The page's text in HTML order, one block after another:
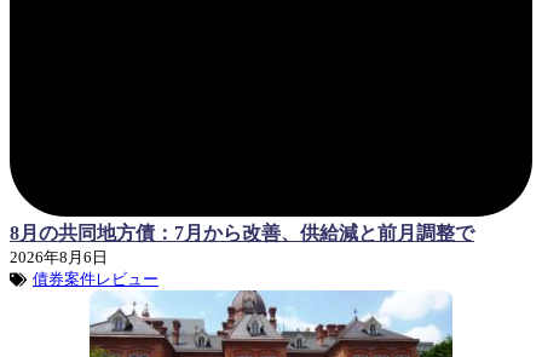
8月の共同地方債：7月から改善、供給減と前月調整で
2026年8月6日
債券案件レビュー